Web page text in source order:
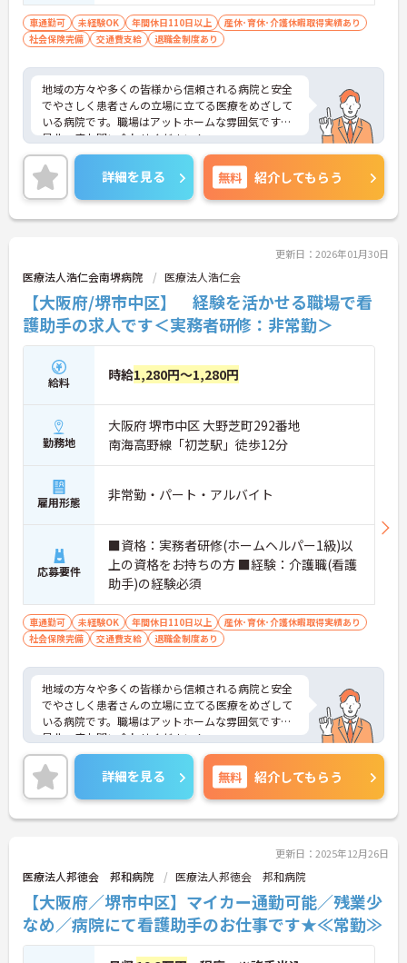
車通勤可 未経験OK 年間休日110日以上
産休･育休･介護休暇取得実績あり
社会保険完備
交通費支給 退職金制度あり
地域の方々や多くの皆様から信頼される病院と安全
でやさしく患者さんの立場に立てる医療をめざして
いる病院です。職場はアットホームな雰囲気です。
是非一度お問い合わせください！
詳細を見る 無料 紹介してもらう
更新日：2026年01月30日
医療法人浩仁会南堺病院 医療法人浩仁会
【大阪府/堺市中区】 経験を活かせる職場で看
護助手の求人です＜実務者研修：非常勤＞
給料 時給1,280円～1,280円
勤務地
大阪府 堺市中区 大野芝町292番地
南海高野線「初芝駅」徒歩12分
雇用形態 非常勤・パート・アルバイト
応募要件
■資格：実務者研修(ホームヘルパー1級)以
上の資格をお持ちの方 ■経験：介護職(看護
助手)の経験必須
車通勤可 未経験OK 年間休日110日以上
産休･育休･介護休暇取得実績あり
社会保険完備
交通費支給 退職金制度あり
地域の方々や多くの皆様から信頼される病院と安全
でやさしく患者さんの立場に立てる医療をめざして
いる病院です。職場はアットホームな雰囲気です。
是非一度お問い合わせください！
詳細を見る 無料 紹介してもらう
更新日：2025年12月26日
医療法人邦徳会 邦和病院 医療法人邦徳会 邦和病院
【大阪府／堺市中区】マイカー通勤可能／残業少
なめ／病院にて看護助手のお仕事です★≪常勤≫